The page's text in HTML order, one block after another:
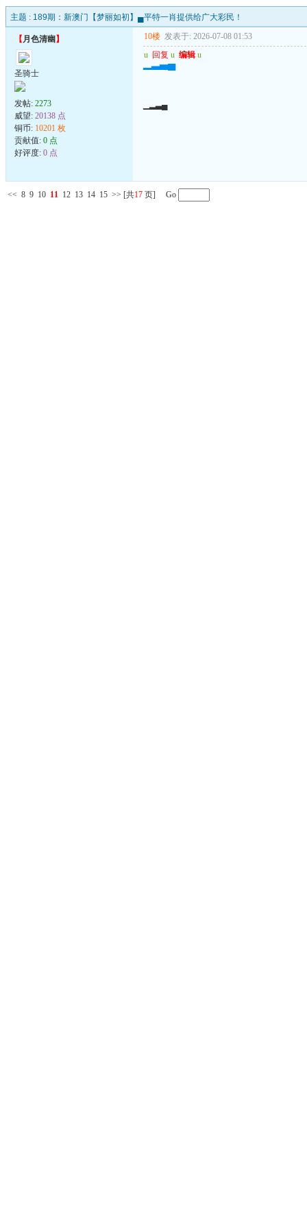
主题 : 189期：新澳门【梦丽如初】▄平特一肖提供给广大彩民！
【月色清幽 】
圣骑士
发帖: 2273
威望: 20138 点
铜币: 10201 枚
贡献值: 0 点
好评度: 0 点
10楼 发表于: 2026-07-08 01:53
u 回复 u 编辑 u
▁▂▃▄
▁▂▃▄
<< 8 9 10 11 12 13 14 15 >> [共17 页] Go